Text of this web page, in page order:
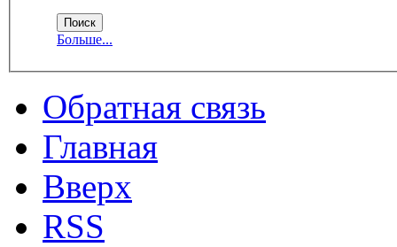
Больше...
Обратная связь
Главная
Вверх
RSS